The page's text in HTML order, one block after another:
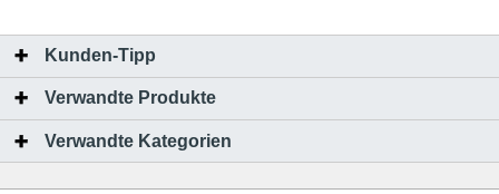
Kunden-Tipp
Verwandte Produkte
Verwandte Kategorien